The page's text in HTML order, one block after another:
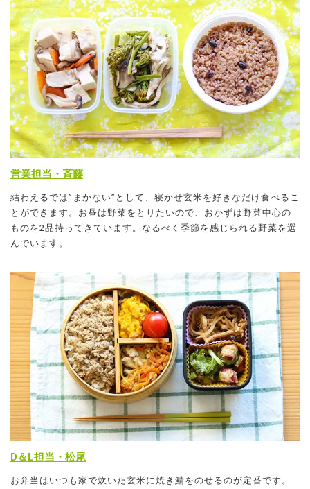
営業担当・斉藤
結わえるでは”まかない”として、寝かせ玄米を好きなだけ食べるこ
とができます。お昼は野菜をとりたいので、おかずは野菜中心の
ものを2品持ってきています。なるべく季節を感じられる野菜を選
んでいます。
D＆L担当・松尾
お弁当はいつも家で炊いた玄米に焼き鯖をのせるのが定番です。